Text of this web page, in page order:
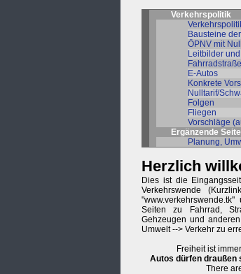
Verkehrspolitik
Bausteine
ÖPNV mit
Leitbilder
E-Autos
Konkrete
Nulltarif/
Folgen
Fliegen
Vorschläge
Ergänzende
Planung,
Herzlich
Dies ist die
Verkehrswende
Seiten zu Fahrrad,
Gehzeugen und
Umwelt --> Verkehr zu
Freiheit ist
Autos dürfen draußen
There